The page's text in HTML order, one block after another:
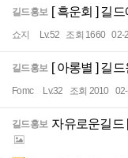
길드홍보 [ 흑운회 ] 길
쇼지 Lv.52 조회 1660 02-
길드홍보 [ 아롱별 ] 길
Fomc Lv.32 조회 2010
길드홍보 자유로운길드